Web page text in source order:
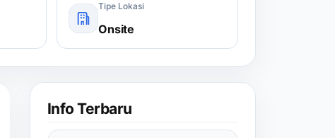
Tipe Lokasi
Onsite
Info Terbaru